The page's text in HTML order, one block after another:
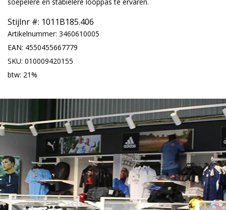
soepelere en stabielere looppas te ervaren.
Stijlnr #: 1011B185.406
Artikelnummer: 3460610005
EAN: 4550455667779
SKU: 010009420155
btw: 21%